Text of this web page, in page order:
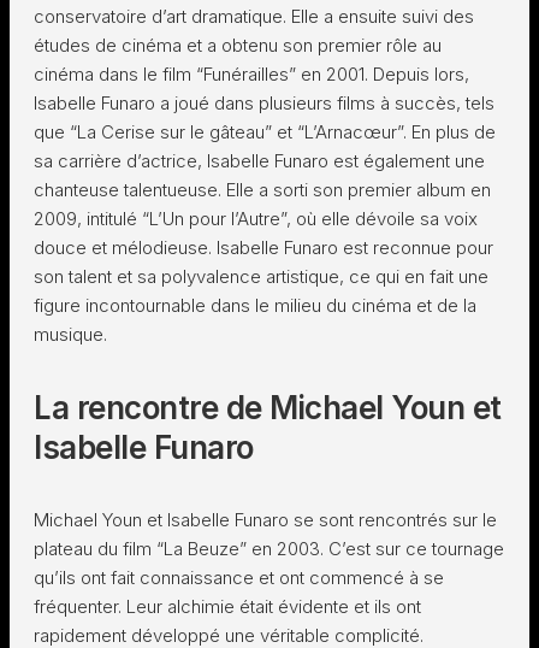
conservatoire d’art dramatique. Elle a ensuite suivi des
études de cinéma et a obtenu son premier rôle au
cinéma dans le film “Funérailles” en 2001. Depuis lors,
Isabelle Funaro a joué dans plusieurs films à succès, tels
que “La Cerise sur le gâteau” et “L’Arnacœur”. En plus de
sa carrière d’actrice, Isabelle Funaro est également une
chanteuse talentueuse. Elle a sorti son premier album en
2009, intitulé “L’Un pour l’Autre”, où elle dévoile sa voix
douce et mélodieuse. Isabelle Funaro est reconnue pour
son talent et sa polyvalence artistique, ce qui en fait une
figure incontournable dans le milieu du cinéma et de la
musique.
La rencontre de Michael Youn et
Isabelle Funaro
Michael Youn et Isabelle Funaro se sont rencontrés sur le
plateau du film “La Beuze” en 2003. C’est sur ce tournage
qu’ils ont fait connaissance et ont commencé à se
fréquenter. Leur alchimie était évidente et ils ont
rapidement développé une véritable complicité.